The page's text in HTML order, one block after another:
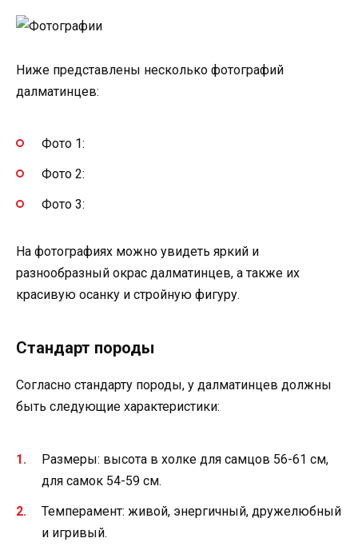
Ниже представлены несколько фотографий
далматинцев:
Фото 1:
Фото 2:
Фото 3:
На фотографиях можно увидеть яркий и
разнообразный окрас далматинцев, а также их
красивую осанку и стройную фигуру.
Стандарт породы
Согласно стандарту породы, у далматинцев должны
быть следующие характеристики:
Размеры: высота в холке для самцов 56-61 см,
для самок 54-59 см.
Темперамент: живой, энергичный, дружелюбный
и игривый.